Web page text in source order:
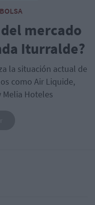
mercado
Iturralde?
la situación actual de
como Air Liquide,
Melia Hoteles